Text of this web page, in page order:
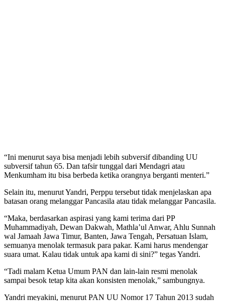
“Ini menurut saya bisa menjadi lebih subversif dibanding UU
subversif tahun 65. Dan tafsir tunggal dari Mendagri atau
Menkumham itu bisa berbeda ketika orangnya berganti menteri.”
Selain itu, menurut Yandri, Perppu tersebut tidak menjelaskan apa
batasan orang melanggar Pancasila atau tidak melanggar Pancasila.
“Maka, berdasarkan aspirasi yang kami terima dari PP
Muhammadiyah, Dewan Dakwah, Mathla’ul Anwar, Ahlu Sunnah
wal Jamaah Jawa Timur, Banten, Jawa Tengah, Persatuan Islam,
semuanya menolak termasuk para pakar. Kami harus mendengar
suara umat. Kalau tidak untuk apa kami di sini?” tegas Yandri.
“Tadi malam Ketua Umum PAN dan lain-lain resmi menolak
sampai besok tetap kita akan konsisten menolak,” sambungnya.
Yandri meyakini, menurut PAN UU Nomor 17 Tahun 2013 sudah